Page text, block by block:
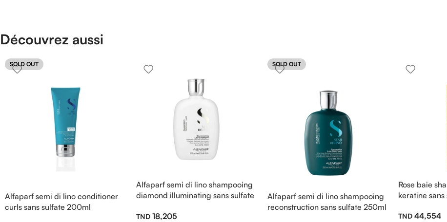
Découvrez aussi
SOLD OUT
Alfaparf semi di lino conditioner
curls sans sulfate 200ml
Alfaparf semi di lino shampooing
diamond illuminating sans sulfate
18,205
SOLD OUT
Alfaparf semi di lino shampooing
reconstruction sans sulfate 250ml
Rose baie
keratine
44,554